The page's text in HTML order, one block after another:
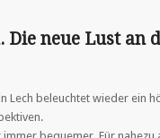
Die neue Lust an
Lech beleuchtet wieder ein